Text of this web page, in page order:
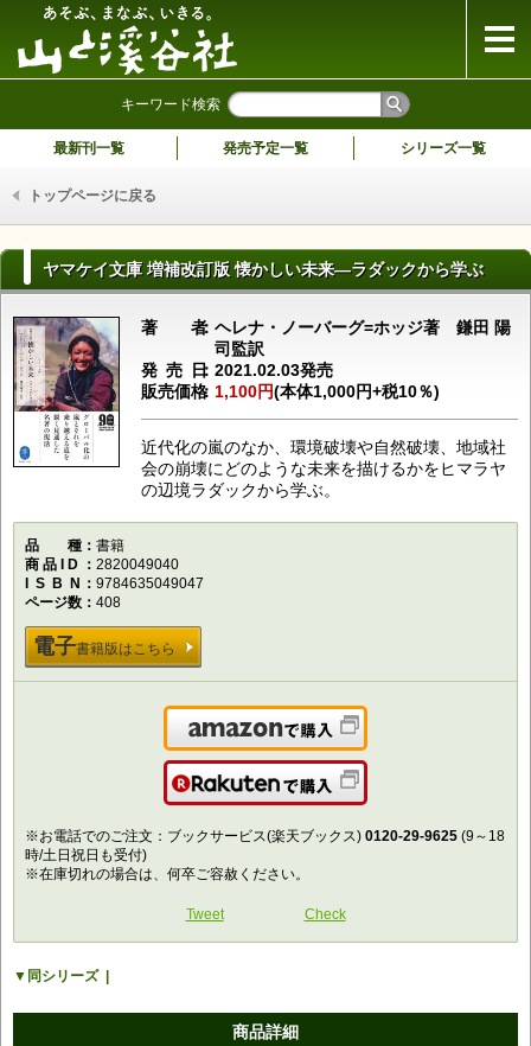
キーワード検索
最新刊一覧 発売予定一覧 シリーズ一覧
トップページに戻る
ヤマケイ文庫 増補改訂版 懐かしい未来―ラダックから学ぶ
著者ヘレナ・ノーバーグ=ホッジ著 鎌田 陽
司監訳
発売日2021.02.03発売
販売価格 1,100円(本体1,000円+税10％)
近代化の嵐のなか、環境破壊や自然破壊、地域社
会の崩壊にどのような未来を描けるかをヒマラヤ
の辺境ラダックから学ぶ。
品種書籍
商品ID
2820049040
ISBN
9784635049047
ページ数
408
電子書籍版はこちら
Amazonで購入
楽天で購入
※お電話でのご注文：ブックサービス(楽天ブックス) 0120-29-9625 (9～18
時/土日祝日も受付)
※在庫切れの場合は、何卒ご容赦ください。
Tweet Check
同シリーズ
商品詳細